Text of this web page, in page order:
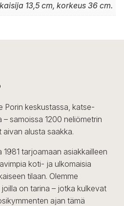
13,5 cm, korkeus 36 cm.
Porin keskustassa, katse-
samoissa 1200 neliömetrin
alusta saakka.
tarjoamaan asiakkailleen
koti- ja ulkomaisia
tilaan. Olemme
on tarina – jotka kulkevat
ajan tämä